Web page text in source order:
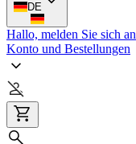
DE
Hallo, melden Sie sich an
Konto und Bestellungen